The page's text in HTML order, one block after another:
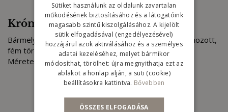
Krómozott, fém törölközőtartó
Bármely bútorhoz rendelhető a csúcsminőségű, krómozott,
fém törölközőtartó
Mérete: 356X60X50 mm
Sütiket használunk az oldalunk zavartalan
működésének biztosításához és a látogatóink
magasabb szintű kiszolgálásához. A kijelölt
sütik elfogadásával (engedélyezésével)
hozzájárul azok aktiválásához és a személyes
adatai kezeléséhez, melyet bármikor
módosíthat, törölhet: újra megnyithatja ezt az
ablakot a honlap alján, a süti (cookie)
beállításokra kattintva. Bővebben
ÖSSZES ELFOGADÁSA